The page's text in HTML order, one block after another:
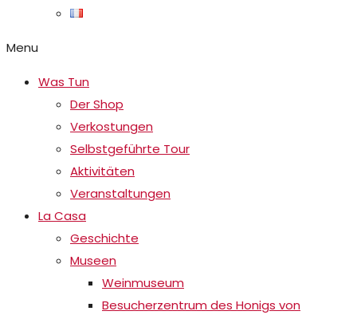
Menu
Was Tun
Der Shop
Verkostungen
Selbstgeführte Tour
Aktivitäten
Veranstaltungen
La Casa
Geschichte
Museen
Weinmuseum
Besucherzentrum des Honigs von